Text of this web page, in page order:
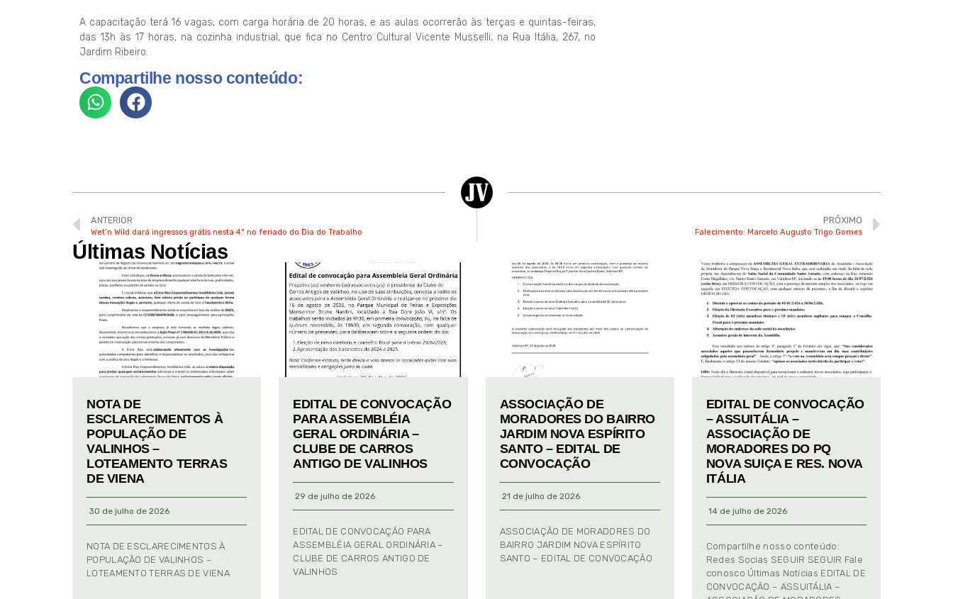
A capacitação terá 16 vagas, com carga horária de 20 horas, e as aulas ocorrerão às terças e quintas-feiras,
das 13h às 17 horas, na cozinha industrial, que fica no Centro Cultural Vicente Musselli, na Rua Itália, 267, no
Jardim Ribeiro.
Compartilhe nosso conteúdo:
ANTERIOR
Wet’n Wild dará ingressos grátis nesta 4ª no feriado do Dia do Trabalho
PRÓXIMO
Falecimento: Marcelo Augusto Trigo Gomes
Últimas Notícias
NOTA DE
ESCLARECIMENTOS À
POPULAÇÃO DE
VALINHOS –
LOTEAMENTO TERRAS
DE VIENA
30 de julho de 2026
NOTA DE ESCLARECIMENTOS À
POPULAÇÃO DE VALINHOS –
LOTEAMENTO TERRAS DE VIENA
EDITAL DE CONVOCAÇÃO
PARA ASSEMBLÉIA
GERAL ORDINÁRIA –
CLUBE DE CARROS
ANTIGO DE VALINHOS
29 de julho de 2026
EDITAL DE CONVOCAÇÃO PARA
ASSEMBLÉIA GERAL ORDINÁRIA –
CLUBE DE CARROS ANTIGO DE
VALINHOS
ASSOCIAÇÃO DE
MORADORES DO BAIRRO
JARDIM NOVA ESPÍRITO
SANTO – EDITAL DE
CONVOCAÇÃO
21 de julho de 2026
ASSOCIAÇÃO DE MORADORES DO
BAIRRO JARDIM NOVA ESPÍRITO
SANTO – EDITAL DE CONVOCAÇÃO
EDITAL DE CONVOCAÇÃO
– ASSUITÁLIA –
ASSOCIAÇÃO DE
MORADORES DO PQ
NOVA SUIÇA E RES. NOVA
ITÁLIA
14 de julho de 2026
Compartilhe nosso conteúdo:
Redes Socias SEGUIR SEGUIR Fale
conosco Últimas Notícias EDITAL DE
CONVOCAÇÃO – ASSUITÁLIA –